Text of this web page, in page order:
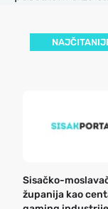
Sisačko-
županija kao